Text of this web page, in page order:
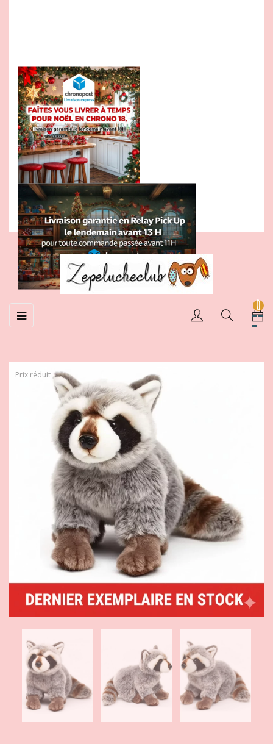
Basculer
la
☰
0
Prix réduit